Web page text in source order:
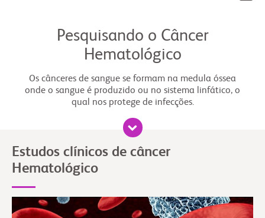
Pesquisando o Câncer
Hematológico
Os cânceres de sangue se formam na medula óssea
onde o sangue é produzido ou no sistema linfático, o
qual nos protege de infecções.
Estudos clínicos de câncer
Hematológico